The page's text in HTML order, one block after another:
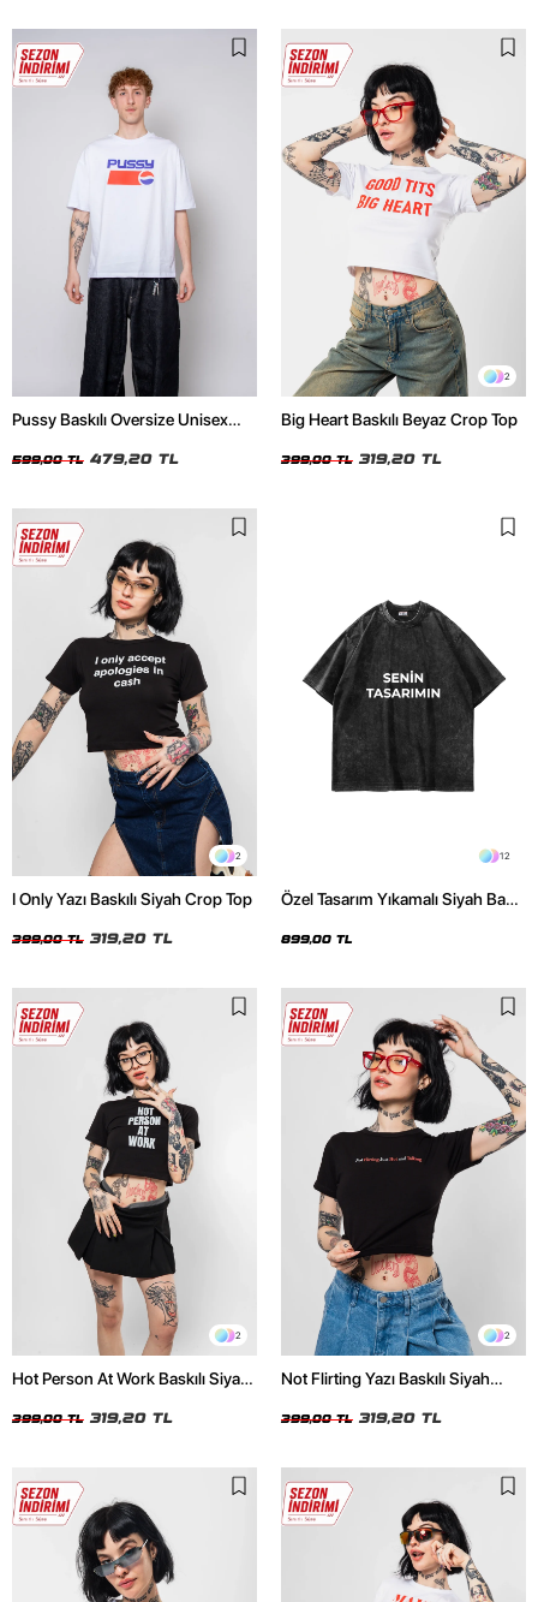
Pussy Baskılı Oversize Unisex
599,00 TL 479,20 TL
2
Big Heart Baskılı Beyaz Crop Top
399,00 TL 319,20 TL
2
I Only Yazı Baskılı Siyah Crop Top
399,00 TL 319,20 TL
12
Özel Tasarım Yıkamalı Siyah Basic
899,00 TL
2
Hot Person At Work Baskılı Siyah
399,00 TL 319,20 TL
2
Not Flirting Yazı Baskılı Siyah
399,00 TL 319,20 TL